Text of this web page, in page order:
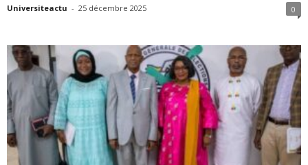
Universiteactu - 25 décembre 2025 0